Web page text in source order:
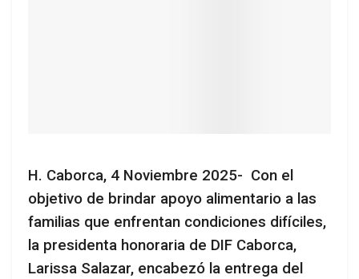
H. Caborca, 4 Noviembre 2025- Con el
objetivo de brindar apoyo alimentario a las
familias que enfrentan condiciones difíciles,
la presidenta honoraria de DIF Caborca,
Larissa Salazar, encabezó la entrega del